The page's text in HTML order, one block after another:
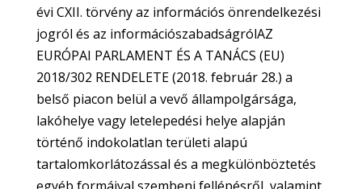
évi CXII. törvény az információs önrendelkezési
jogról és az információszabadságrólAZ
EURÓPAI PARLAMENT ÉS A TANÁCS (EU)
2018/302 RENDELETE (2018. február 28.) a
belső piacon belül a vevő állampolgársága,
lakóhelye vagy letelepedési helye alapján
történő indokolatlan területi alapú
tartalomkorlátozással és a megkülönböztetés